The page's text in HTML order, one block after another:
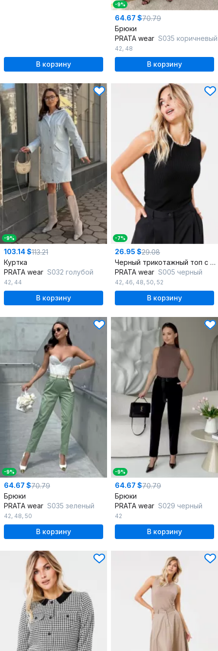
В корзину
-9%
64.67 $70.79
Брюки
PRATA wear S035 коричневый
42, 48
В корзину
-9%
103.14 $113.21
Куртка
PRATA wear S032 голубой
42, 44
В корзину
-7%
26.95 $29.08
Черный трикотажный топ с приталенной посадкой
PRATA wear S005 черный
42, 46, 48, 50, 52
В корзину
-9%
64.67 $70.79
Брюки
PRATA wear S035 зеленый
42, 48, 50
В корзину
-9%
64.67 $70.79
Брюки
PRATA wear S029 черный
42
В корзину